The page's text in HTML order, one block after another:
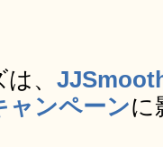
、
ャンペーンに